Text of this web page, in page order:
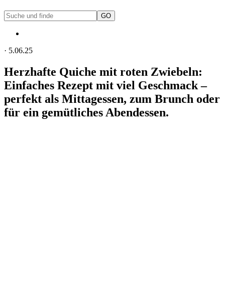
· 5.06.25
Herzhafte Quiche mit roten Zwiebeln:
Einfaches Rezept mit viel Geschmack –
perfekt als Mittagessen, zum Brunch oder
für ein gemütliches Abendessen.